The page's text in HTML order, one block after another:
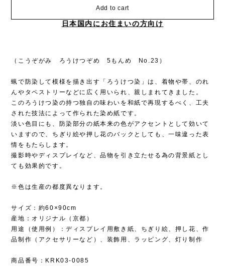
Add to cart
日本国内にお住まいの方向け
（こうぞがみ ろうけつぞめ 5もんめ No.23）
蝋で防染して模様を描き出す「ろうけつ染」は、着物や帯、のれ
んやタペストリーなどに広く用いられ、親しまれてきました。
このろうけつ染の持つ独自の味わいを和紙で再現するべく、工夫
された技法によって作られた染め紙です。
淡い色目にも、防染部分の紙本来の色がアクセントとして効いて
いますので、ちぎり絵や押し花のバックとしても、一味違った表
情をもたらします。
撮影時やディスプレイなど、品物を引き立たせる為の背景紙とし
ても効果的です。
※色は生産の都度異なります。
サイズ：約60×90cm
産地：オリジナル（京都）
用途（使用例）：ディスプレイ用敷き紙、ちぎり絵、押し花、作
品制作（アクセサリーなど）、装飾用、ラッピング、灯り制作
商品番号：KRK03-0085